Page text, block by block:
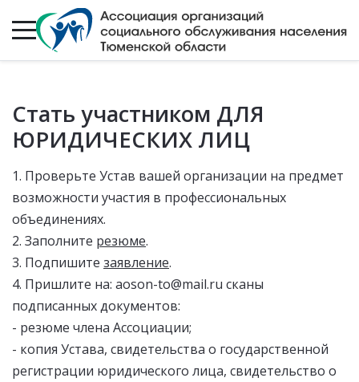
Стать участником ДЛЯ
ЮРИДИЧЕСКИХ ЛИЦ
1. Проверьте Устав вашей организации на предмет
возможности участия в профессиональных
объединениях.
2. Заполните резюме.
3. Подпишите заявление.
4. Пришлите на: aoson-to@mail.ru сканы
подписанных документов:
- резюме члена Ассоциации;
- копия Устава, свидетельства о государственной
регистрации юридического лица, свидетельство о